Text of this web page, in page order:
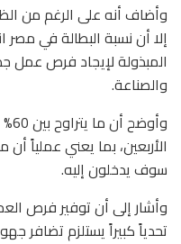
وأضاف أنه على الرغم من
المبذولة لإيجاد فرص عمل
والصناعة.
الأربعين، بما يعني
سوف يدخلون إليه.
وأشار إلى أن توفير فرص
تحدياً كبيراً يستلزم تضافر